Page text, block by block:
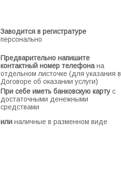
Заводится в регистратуре
персонально
Предварительно напишите
контактный номер телефонана
отдельном листочке (для указания в
Договоре об оказании услуги)
При себе иметь банковскую карту с
достаточными денежными
средствами
или наличные в разменном виде